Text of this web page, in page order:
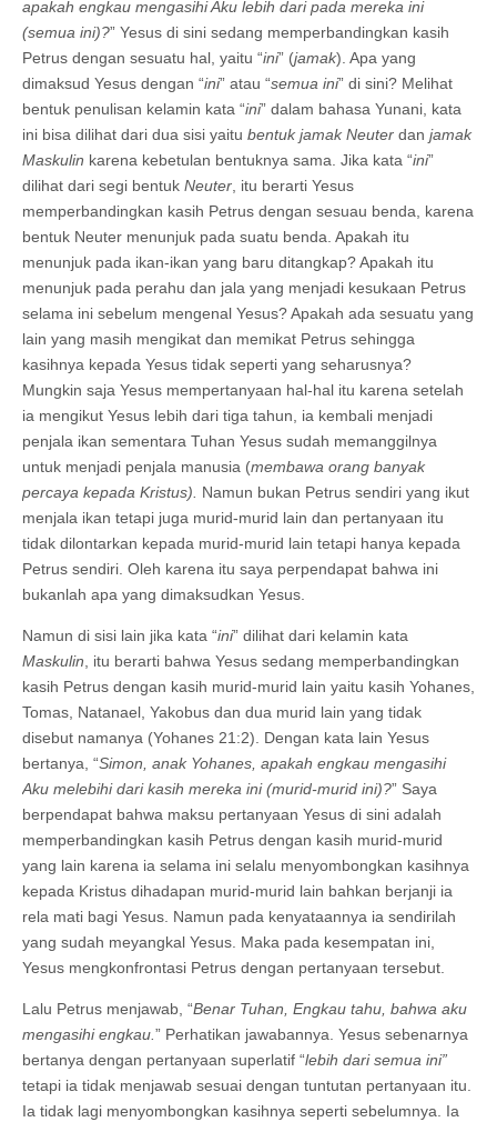
apakah engkau mengasihi Aku lebih dari pada mereka ini
(semua ini)?” Yesus di sini sedang memperbandingkan kasih
Petrus dengan sesuatu hal, yaitu “ini” (jamak). Apa yang
dimaksud Yesus dengan “ini” atau “semua ini” di sini? Melihat
bentuk penulisan kelamin kata “ini” dalam bahasa Yunani, kata
ini bisa dilihat dari dua sisi yaitu bentuk jamak Neuter dan jamak
Maskulin karena kebetulan bentuknya sama. Jika kata “ini”
dilihat dari segi bentuk Neuter , itu berarti Yesus
memperbandingkan kasih Petrus dengan sesuau benda, karena
bentuk Neuter menunjuk pada suatu benda. Apakah itu
menunjuk pada ikan-ikan yang baru ditangkap? Apakah itu
menunjuk pada perahu dan jala yang menjadi kesukaan Petrus
selama ini sebelum mengenal Yesus? Apakah ada sesuatu yang
lain yang masih mengikat dan memikat Petrus sehingga
kasihnya kepada Yesus tidak seperti yang seharusnya?
Mungkin saja Yesus mempertanyaan hal-hal itu karena setelah
ia mengikut Yesus lebih dari tiga tahun, ia kembali menjadi
penjala ikan sementara Tuhan Yesus sudah memanggilnya
untuk menjadi penjala manusia (membawa orang banyak
percaya kepada Kristus).
Namun bukan Petrus sendiri yang ikut
menjala ikan tetapi juga murid-murid lain dan pertanyaan itu
tidak dilontarkan kepada murid-murid lain tetapi hanya kepada
Petrus sendiri. Oleh karena itu saya perpendapat bahwa ini
bukanlah apa yang dimaksudkan Yesus.
Namun di sisi lain jika kata “ini” dilihat dari kelamin kata
Maskulin , itu berarti bahwa Yesus sedang memperbandingkan
kasih Petrus dengan kasih murid-murid lain yaitu kasih Yohanes,
Tomas, Natanael, Yakobus dan dua murid lain yang tidak
disebut namanya (Yohanes 21:2). Dengan kata lain Yesus
bertanya, “Simon, anak Yohanes, apakah engkau mengasihi
Aku melebihi dari kasih mereka ini (murid-murid ini)?” Saya
berpendapat bahwa maksu pertanyaan Yesus di sini adalah
memperbandingkan kasih Petrus dengan kasih murid-murid
yang lain karena ia selama ini selalu menyombongkan kasihnya
kepada Kristus dihadapan murid-murid lain bahkan berjanji ia
rela mati bagi Yesus. Namun pada kenyataannya ia sendirilah
yang sudah meyangkal Yesus. Maka pada kesempatan ini,
Yesus mengkonfrontasi Petrus dengan pertanyaan tersebut.
Lalu Petrus menjawab, “Benar Tuhan, Engkau tahu, bahwa aku
mengasihi engkau. ” Perhatikan jawabannya. Yesus sebenarnya
bertanya dengan pertanyaan superlatif “lebih dari semua ini”
tetapi ia tidak menjawab sesuai dengan tuntutan pertanyaan itu.
Ia tidak lagi menyombongkan kasihnya seperti sebelumnya. Ia